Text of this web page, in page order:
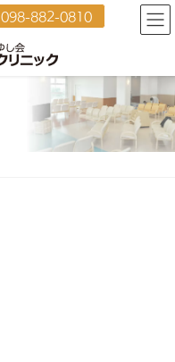
098-882-0810